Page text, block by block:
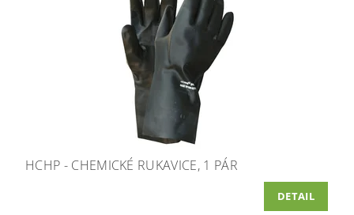
HCHP - CHEMICKÉ RUKAVICE, 1 PÁR
DETAIL